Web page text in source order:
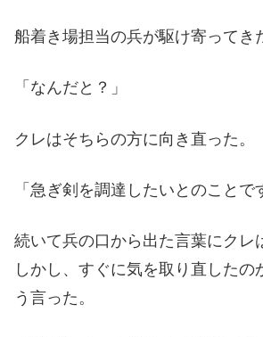
船着き場担当の兵が駆け寄ってき
「なんだと？」
クレはそちらの方に向き直った。
「急ぎ剣を調達したいとのことで
続いて兵の口から出た言葉にクレ
しかし、すぐに気を取り直したの
う言った。